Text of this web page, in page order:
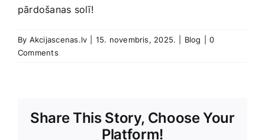
pārdošanas solī!
By Akcijascenas.lv 15. novembris, 2025. Blog
0
Comments
Share This Story, Choose Your
Platform!